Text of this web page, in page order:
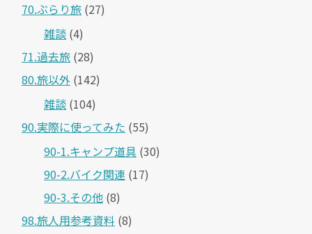
70.ぶらり旅 (27)
雑談 (4)
71.過去旅 (28)
80.旅以外 (142)
雑談 (104)
90.実際に使ってみた (55)
90-1.キャンプ道具 (30)
90-2.バイク関連 (17)
90-3.その他 (8)
98.旅人用参考資料 (8)